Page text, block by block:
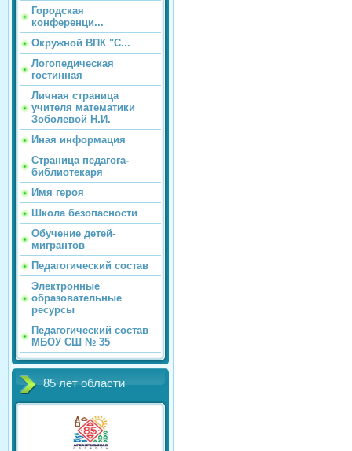
Городская
конференци...
Окружной ВПК "С...
Логопедическая
гостинная
Личная страница
учителя математики
Зоболевой Н.И.
Иная информация
Страница педагога-
библиотекаря
Имя героя
Школа безопасности
Обучение детей-
мигрантов
Педагогический состав
Электронные
образовательные
ресурсы
Педагогический состав
МБОУ СШ № 35
85 лет области